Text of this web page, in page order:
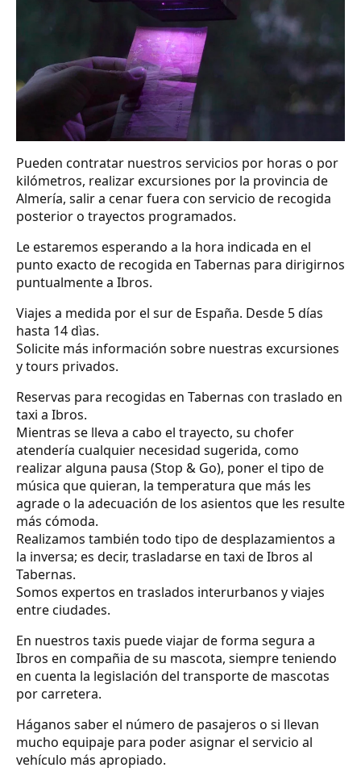
Pueden contratar nuestros servicios por horas o por
kilómetros, realizar excursiones por la provincia de
Almería, salir a cenar fuera con servicio de recogida
posterior o trayectos programados.
Le estaremos esperando a la hora indicada en el
punto exacto de recogida en Tabernas para dirigirnos
puntualmente a Ibros.
Viajes a medida por el sur de España. Desde 5 días
hasta 14 dìas.
Solicite más información sobre nuestras excursiones
y tours privados.
Reservas para recogidas en Tabernas con traslado en
taxi a Ibros.
Mientras se lleva a cabo el trayecto, su chofer
atendería cualquier necesidad sugerida, como
realizar alguna pausa (Stop & Go), poner el tipo de
música que quieran, la temperatura que más les
agrade o la adecuación de los asientos que les resulte
más cómoda.
Realizamos también todo tipo de desplazamientos a
la inversa; es decir, trasladarse en taxi de Ibros al
Tabernas.
Somos expertos en traslados interurbanos y viajes
entre ciudades.
En nuestros taxis puede viajar de forma segura a
Ibros en compañia de su mascota, siempre teniendo
en cuenta la legislación del transporte de mascotas
por carretera.
Háganos saber el número de pasajeros o si llevan
mucho equipaje para poder asignar el servicio al
vehículo más apropiado.